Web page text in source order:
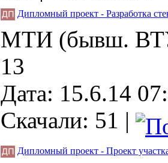
Дипломный проект - Разработка
МТИ (бывш.
13
Дата: 15.6.14
Скачали: 51 |
Дипломный проект - Проект